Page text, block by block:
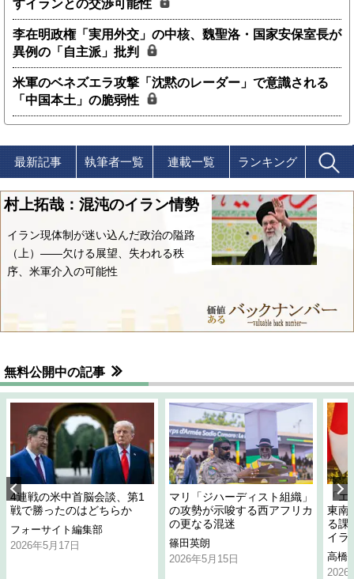
すイランとの交渉可能性
李在明政権「実用外交」の中核、魏聖洛・国家安保室長が
異例の「自主派」批判
米軍のベネズエラ攻撃「沈黙のレーダー」で意識される
「中国本土」の脆弱性
最新記事 執筆者一覧 連載一覧 ランキング
村上拓哉：混沌のイラン情勢
イラン現体制が迷い込んだ政治の隘路
（上）――欠ける展望、失われる秩
序、米軍介入の可能性
無料公開中の記事
4連戦の米中首脳会談、第1
戦で勝ったのはどちらか
フォーサイト編集部
2026年5月17日
マリ「ジハーディスト組織」
の攻勢が示唆する西アフリカ
の更なる混迷
篠田英朗
2026年5月15日
「
東南
る課
イラ
高橋
2026